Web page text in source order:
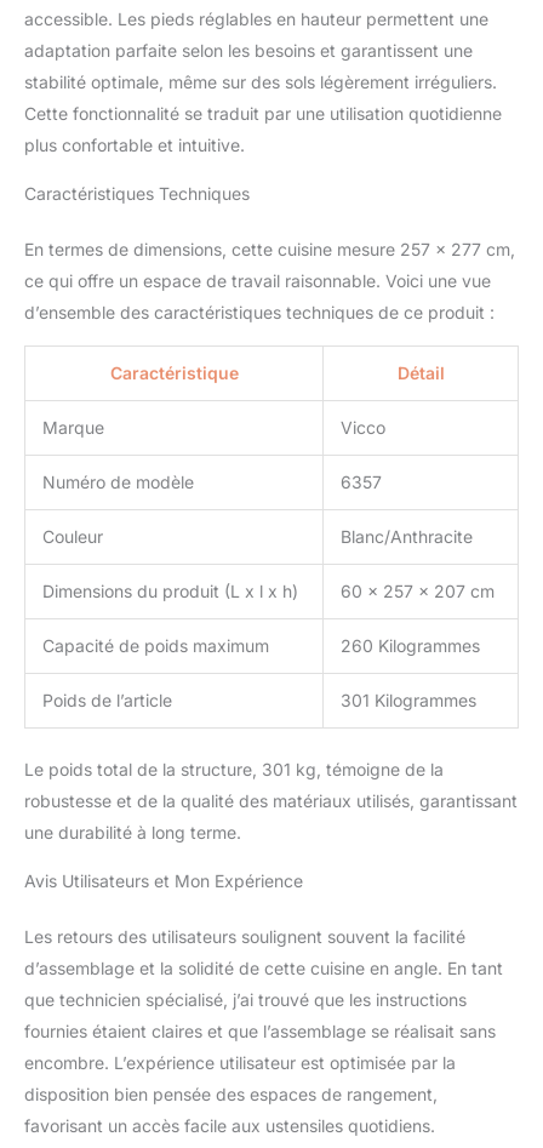
de 16 mm faciles à
entretenir, avec un
revêtement en résine
mélamine. CONTENU DE
LIVRAISON : Bloc cuisine
instructions de montage
les appareils
électroménagers et les
décorations ne sont pas
compris dans la
livraison).
accessible. Les pieds réglables en hauteur permettent une
adaptation parfaite selon les besoins et garantissent une
stabilité optimale, même sur des sols légèrement irréguliers.
Cette fonctionnalité se traduit par une utilisation quotidienne
plus confortable et intuitive.
Caractéristiques Techniques
En termes de dimensions, cette cuisine mesure 257 x 277 cm,
ce qui offre un espace de travail raisonnable. Voici une vue
d’ensemble des caractéristiques techniques de ce produit :
Caractéristique Détail
Marque Vicco
Numéro de modèle 6357
Couleur Blanc/Anthracite
Dimensions du produit (L x l x h) 60 x 257 x 207 cm
Capacité de poids maximum 260 Kilogrammes
Poids de l’article 301 Kilogrammes
Le poids total de la structure, 301 kg, témoigne de la
robustesse et de la qualité des matériaux utilisés, garantissant
une durabilité à long terme.
Avis Utilisateurs et Mon Expérience
Les retours des utilisateurs soulignent souvent la facilité
d’assemblage et la solidité de cette cuisine en angle. En tant
que technicien spécialisé, j’ai trouvé que les instructions
fournies étaient claires et que l’assemblage se réalisait sans
encombre. L’expérience utilisateur est optimisée par la
disposition bien pensée des espaces de rangement,
favorisant un accès facile aux ustensiles quotidiens.